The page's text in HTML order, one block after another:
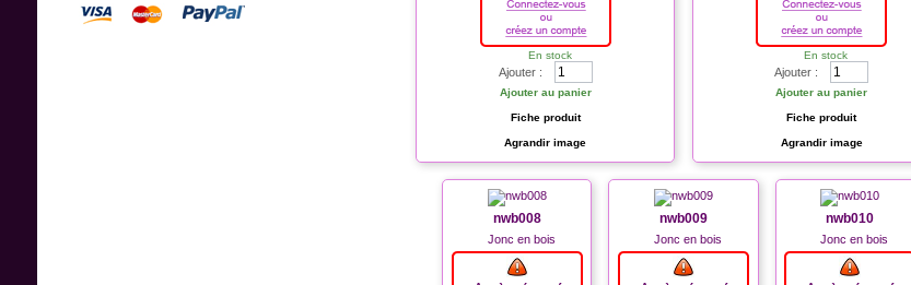
En stock
Ajouter :
Ajouter au panier
Fiche produit
Agrandir image
En stock
Ajouter :
Ajouter au panier
Fiche produit
Agrandir image
nwb008
Jonc en bois
nwb009
Jonc en bois
nwb010
Jonc en bois